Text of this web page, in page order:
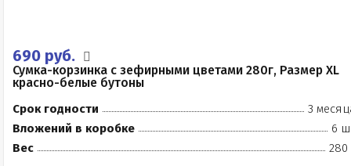
690 руб.
Сумка-корзинка с зефирными цветами 280г, Размер XL
красно-белые бутоны
Срок годности
3
Вложений в коробке
6
Вес
280